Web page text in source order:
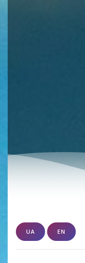
UA EN